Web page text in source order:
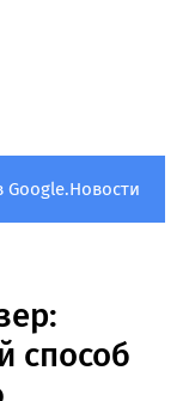
Google.Новости
способ